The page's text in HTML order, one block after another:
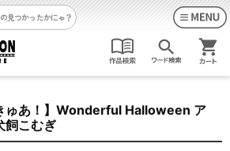
見つかったかにゃ？
ゅあ！】Wonderful Halloween ア
こむぎ